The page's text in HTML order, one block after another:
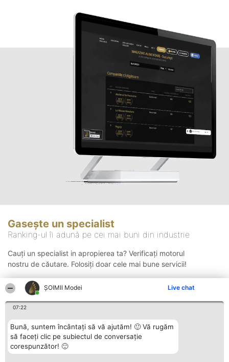
ȘOIMII Modei Live chat
07:22
Bună, suntem încântați să vă ajutăm! 🙂 Vă rugăm
să faceți clic pe subiectul de conversație
corespunzător! 🙂
Gasește un specialist
Ranking-ul îi adună pe cei mai buni din industrie
Cauți un specialist in apropierea ta? Verificați motorul
nostru de căutare. Folosiți doar cele mai bune servicii!